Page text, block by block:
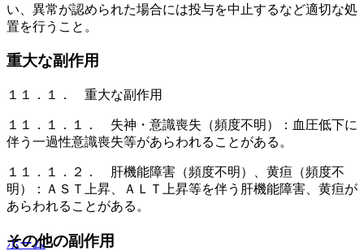
い、異常が認められた場合には投与を中止するなど適切な処
置を行うこと。
重大な副作用
１１．１． 重大な副作用
１１．１．１． 失神・意識喪失（頻度不明）：血圧低下に
伴う一過性意識喪失等があらわれることがある。
１１．１．２． 肝機能障害（頻度不明）、黄疸（頻度不
明）：ＡＳＴ上昇、ＡＬＴ上昇等を伴う肝機能障害、黄疸が
あらわれることがある。
その他の副作用
ホーム